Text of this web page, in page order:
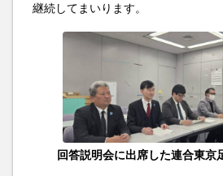
継続してまいります。
回答説明会に出席した連合東京